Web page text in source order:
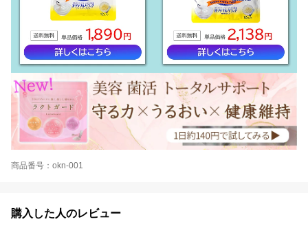
商品番号：okn-001
購入した人のレビュー